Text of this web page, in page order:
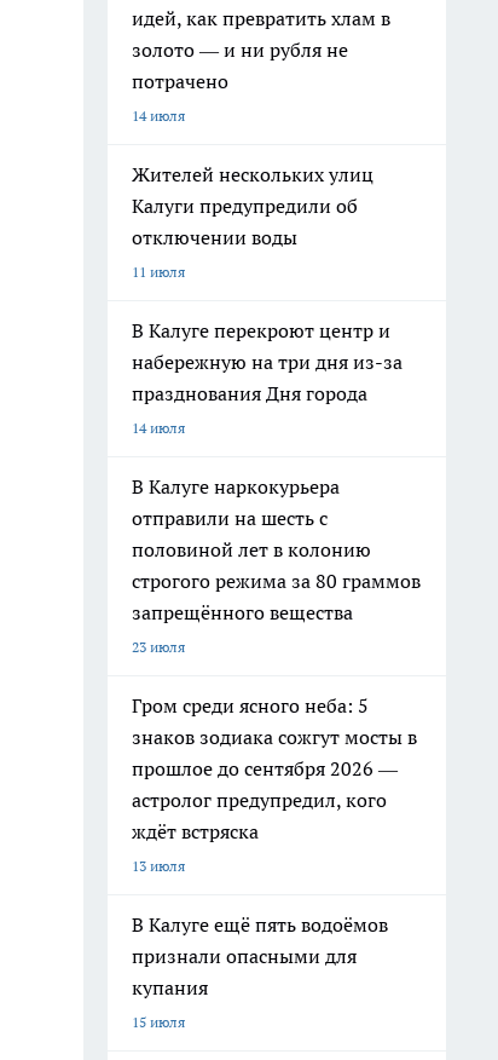
идей, как превратить хлам в
золото — и ни рубля не
потрачено
14 июля
Жителей нескольких улиц
Калуги предупредили об
отключении воды
11 июля
В Калуге перекроют центр и
набережную на три дня из-за
празднования Дня города
14 июля
В Калуге наркокурьера
отправили на шесть с
половиной лет в колонию
строгого режима за 80 граммов
запрещённого вещества
23 июля
Гром среди ясного неба: 5
знаков зодиака сожгут мосты в
прошлое до сентября 2026 —
астролог предупредил, кого
ждёт встряска
13 июля
В Калуге ещё пять водоёмов
признали опасными для
купания
15 июля